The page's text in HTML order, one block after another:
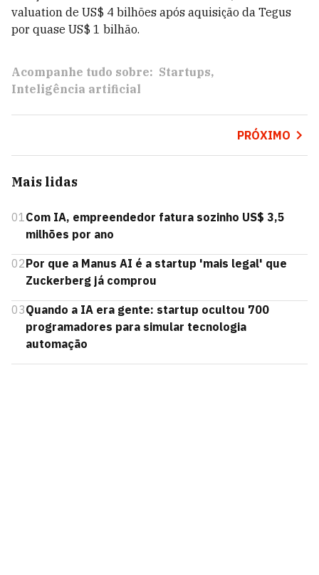
valuation de US$ 4 bilhões após aquisição da Tegus
por quase US$ 1 bilhão.
Acompanhe tudo sobre: Startups
Inteligência artificial
PRÓXIMO
Mais lidas
01 Com IA, empreendedor fatura sozinho US$ 3,5
milhões por ano
02Por que a Manus AI é a startup 'mais legal' que
Zuckerberg já comprou
03Quando a IA era gente: startup ocultou 700
programadores para simular tecnologia
automação